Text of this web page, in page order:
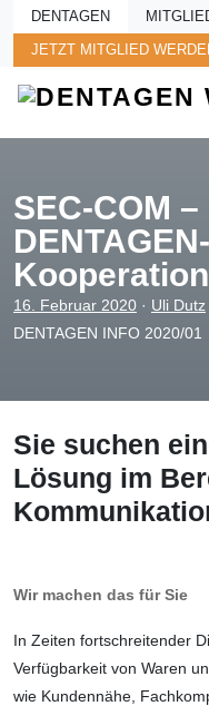
Skip to main content
DENTAGEN
JETZT MITGLIED
SEC-COM
DENTAGEN-
16. Februar 2020 · Uli Dutz
DENTAGEN INFO 2020/01
Sie suchen
Lösung im
Wir machen das für Sie
In Zeiten fortschreitender
Verfügbarkeit von Waren
wie Kundennähe,